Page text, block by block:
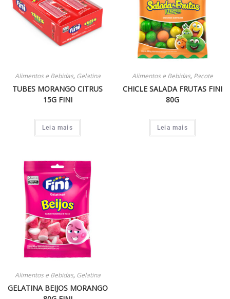
Alimentos e Bebidas, Gelatina
TUBES MORANGO CITRUS
15G FINI
Leia mais
Alimentos e Bebidas, Pacote
CHICLE SALADA FRUTAS FINI
80G
Leia mais
Alimentos e Bebidas, Gelatina
GELATINA BEIJOS MORANGO